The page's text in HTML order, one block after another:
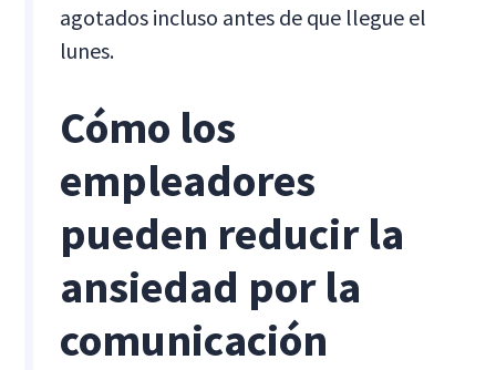
agotados incluso antes de que llegue el
lunes.
Cómo los
empleadores
pueden reducir la
ansiedad por la
comunicación